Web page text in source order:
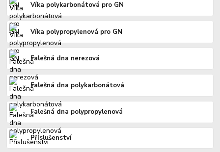
Víka polykarbonátová pro GN
Víka polypropylenová pro GN
Falešná dna nerezová
Falešná dna polykarbonátová
Falešná dna polypropylenová
Příslušenství